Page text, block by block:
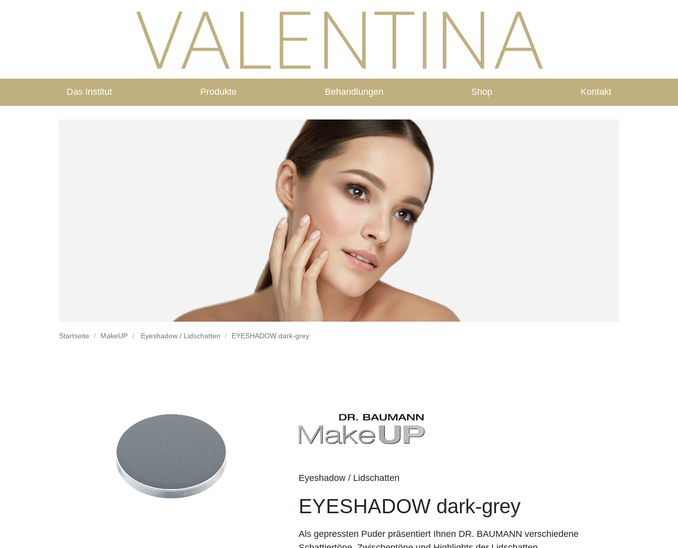
Das Institut Produkte Behandlungen Shop Kontakt
Startseite MakeUP Eyeshadow / Lidschatten EYESHADOW dark-grey
Eyeshadow / Lidschatten
EYESHADOW dark-grey
Als gepressten Puder präsentiert Ihnen DR. BAUMANN verschiedene